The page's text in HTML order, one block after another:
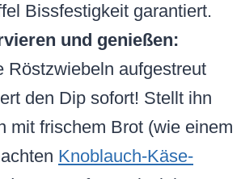
Bissfestigkeit garantiert.
und genießen:
Röstzwiebeln aufgestreut
den Dip sofort! Stellt ihn
mit frischem Brot (wie einem
Knoblauch-Käse-